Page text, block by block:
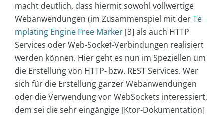
macht deutlich, dass hiermit sowohl vollwertige
Webanwendungen (im Zusammenspiel mit derTe
mplating Engine Free Marker [3] als auch HTTP
Services oder Web-Socket-Verbindungen realisiert
werden können. Hier geht es nun im Speziellen um
die Erstellung von HTTP- bzw. REST Services. Wer
sich für die Erstellung ganzer Webanwendungen
oder die Verwendung von WebSockets interessiert,
dem sei die sehr eingängige [Ktor-Dokumentation]